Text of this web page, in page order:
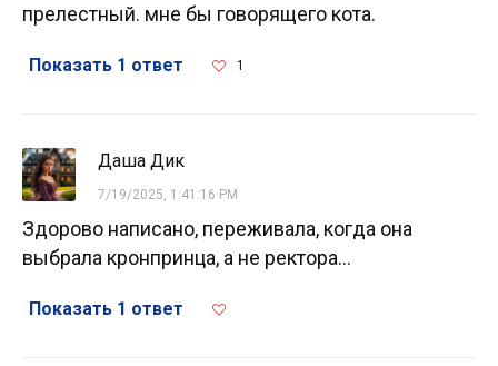
прелестный. мне бы говорящего кота.
Показать 1 ответ 1
Даша Дик
7/19/2025, 1:41:16 PM
Здорово написано, переживала, когда она
выбрала кронпринца, а не ректора...
Показать 1 ответ